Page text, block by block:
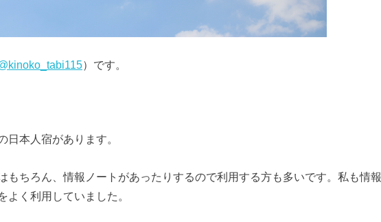
）です。
日本人宿があります。
もちろん、情報ノートがあったりするので利用する方も多いです。私も情報
よく利用していました。